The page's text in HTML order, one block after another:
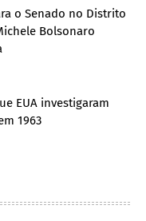
o Senado no Distrito
Bolsonaro
EUA investigaram
1963